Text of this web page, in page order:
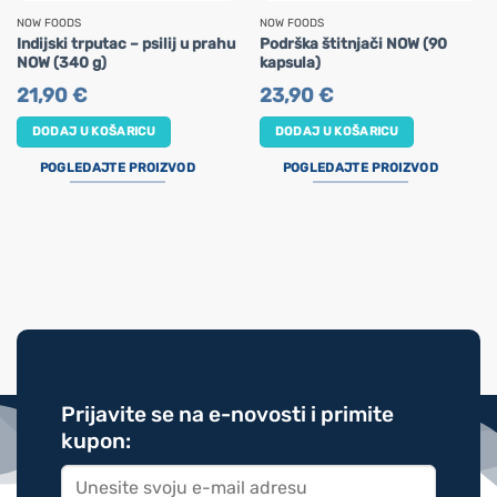
NOW FOODS
Indijski trputac – psilij u prahu
NOW (340 g)
21,90€
DODAJ U KOŠARICU
POGLEDAJTE PROIZVOD
NOW FOODS
Podrška štitnjači NOW (90
kapsula)
23,90€
DODAJ U KOŠARICU
POGLEDAJTE PROIZVOD
Prijavite se na e-novosti i primite
kupon: